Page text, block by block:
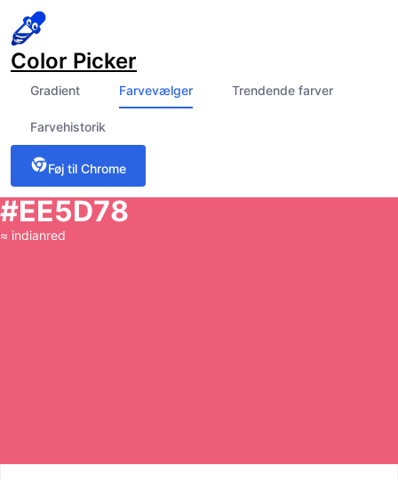
Color Picker
Gradient Farvevælger Trendende farver
Farvehistorik
Føj til Chrome
#EE5D78
≈ indianred